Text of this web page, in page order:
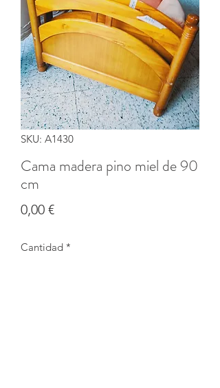
SKU: A1430
Cama madera pino miel de 90
cm
0,00 €Precio
Cantidad *